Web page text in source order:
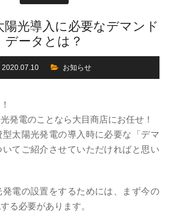
陽光導入に必要なデマンド
データとは？
2020.07.10 お知らせ
発電のことなら大目商店にお任せ！
太陽光発電の導入時に必要な「デマ
いてご紹介させていただければと思い
発電の設置をするためには、まず今の
る必要があります。